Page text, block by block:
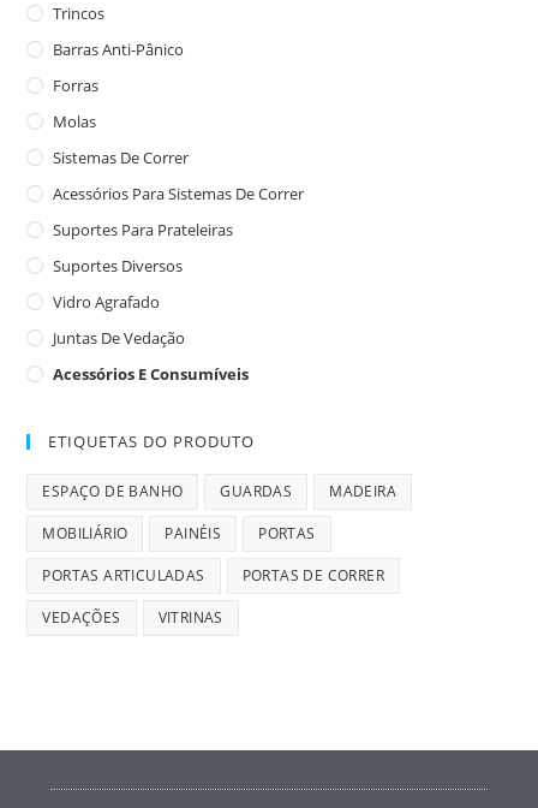
Trincos
Barras Anti-Pânico
Forras
Molas
Sistemas De Correr
Acessórios Para Sistemas De Correr
Suportes Para Prateleiras
Suportes Diversos
Vidro Agrafado
Juntas De Vedação
Acessórios E Consumíveis
ETIQUETAS DO PRODUTO
ESPAÇO DE BANHO GUARDAS MADEIRA
MOBILIÁRIO PAINÉIS PORTAS
PORTAS ARTICULADAS PORTAS DE CORRER
VEDAÇÕES VITRINAS